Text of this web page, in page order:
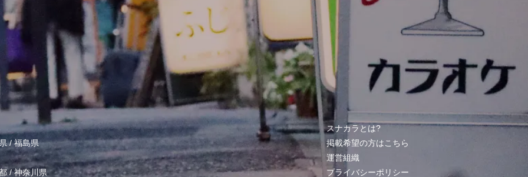
/福島県
/神奈川県
スナカラとは?
掲載希望の方はこちら
運営組織
プライバシーポリシー